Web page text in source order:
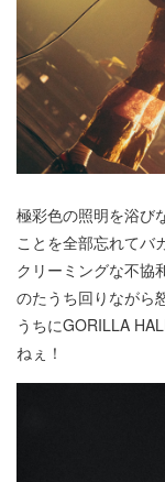
極彩色の照明を浴び
ことを全部忘れてバ
クリーミングな不協
のたうち回りながら
うちにGORILLA
ねぇ！